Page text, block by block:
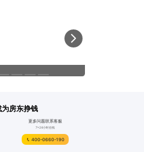
为房东挣钱
更多问题联系客服
7*24小时在线
400-0660-190